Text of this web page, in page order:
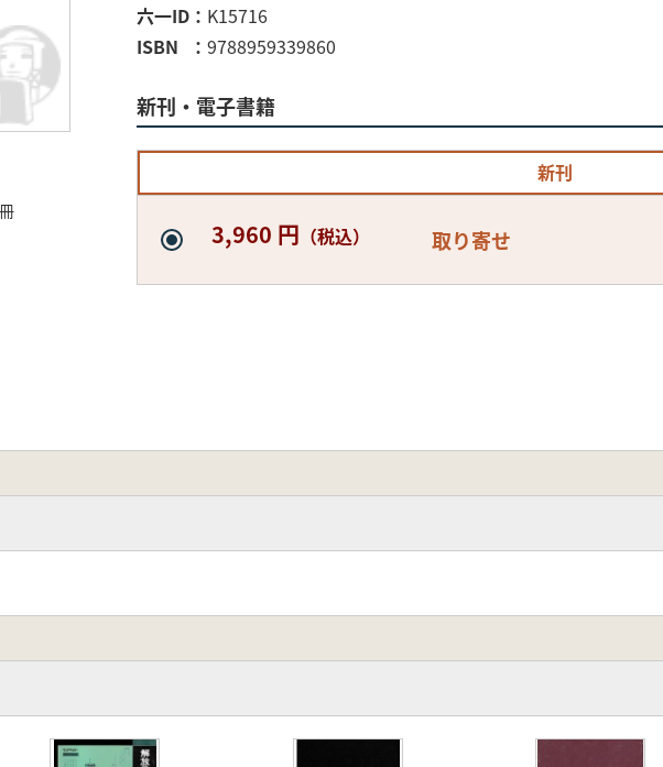
六一ID
K15716
ISBN
9788959339860
新刊・電子書籍
新刊
3,960 円 （税込） 取り寄せ